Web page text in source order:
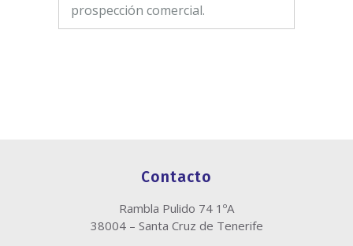
prospección comercial.
Contacto
Rambla Pulido 74 1ºA
38004 – Santa Cruz de Tenerife